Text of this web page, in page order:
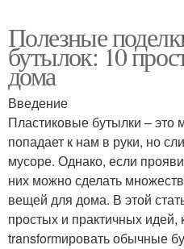
Полезные
бутылок: 10
дома
Введение
Пластиковые бутылки – это
попадает к нам в руки, но
мусоре. Однако, если
них можно сделать
вещей для дома. В этой
простых и практичных
transformировать обычные